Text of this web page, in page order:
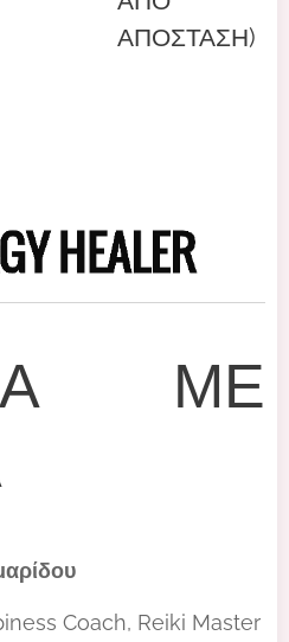
ΑΠΟΣΤΑΣΗ)
ΜΕ
Coach, Reiki Master